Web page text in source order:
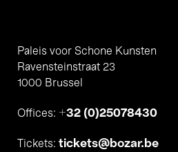
Paleis voor Schone Kunsten
Ravensteinstraat 23
1000 Brussel
Offices: +32 (0)25078430
Tickets: tickets@bozar.be